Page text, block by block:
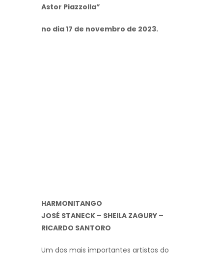
Astor Piazzolla”
no dia 17 de novembro de 2023.
HARMONITANGO
JOSÉ STANECK – SHEILA ZAGURY –
RICARDO SANTORO
Um dos mais importantes artistas do